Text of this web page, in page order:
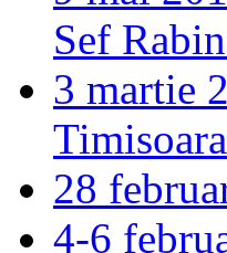
Sef
3 martie
Timisoara
28
4-6